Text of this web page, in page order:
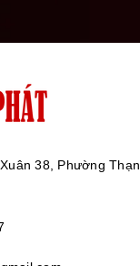
38, Phường